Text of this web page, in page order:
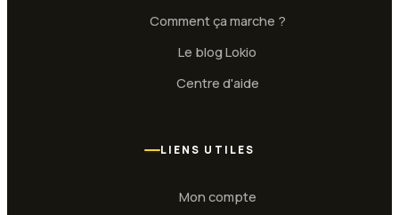
Comment ça marche ?
Le blog Lokio
Centre d'aide
LIENS UTILES
Mon compte